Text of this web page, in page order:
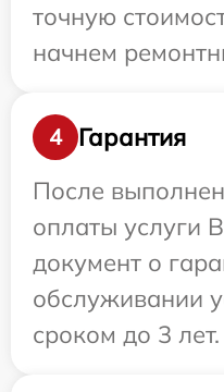
точную
начнем
4
Гарантия
После
оплаты услуги
документ о
обслуживании
сроком до 3 лет.